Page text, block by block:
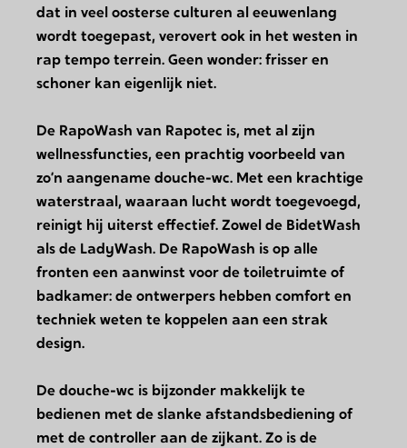
dat in veel oosterse culturen al eeuwenlang
wordt toegepast, verovert ook in het westen in
rap tempo terrein. Geen wonder: frisser en
schoner kan eigenlijk niet.
De RapoWash van Rapotec is, met al zijn
wellnessfuncties, een prachtig voorbeeld van
zo’n aangename douche-wc. Met een krachtige
waterstraal, waaraan lucht wordt toegevoegd,
reinigt hij uiterst effectief. Zowel de BidetWash
als de LadyWash. De RapoWash is op alle
fronten een aanwinst voor de toiletruimte of
badkamer: de ontwerpers hebben comfort en
techniek weten te koppelen aan een strak
design.
De douche-wc is bijzonder makkelijk te
bedienen met de slanke afstandsbediening of
met de controller aan de zijkant. Zo is de